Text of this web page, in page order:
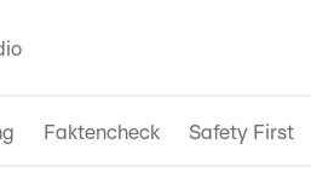
Faktencheck Safety First